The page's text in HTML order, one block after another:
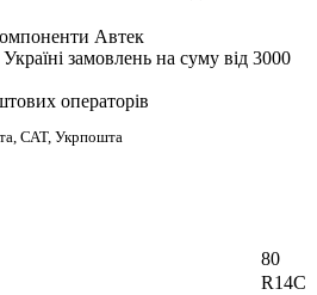
Автек
замовлень на суму від 3000
операторів
САТ, Укрпошта
80
R14C